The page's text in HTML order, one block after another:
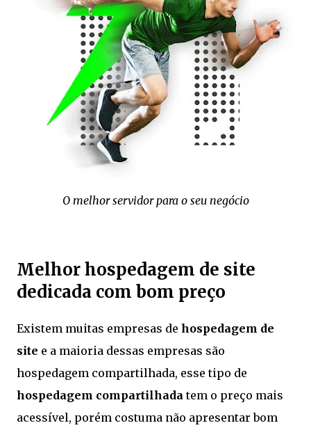
O melhor servidor para o seu negócio
Melhor hospedagem de site
dedicada com bom preço
Existem muitas empresas de hospedagem de
site e a maioria dessas empresas são
hospedagem compartilhada, esse tipo de
hospedagem compartilhada tem o preço mais
acessível, porém costuma não apresentar bom